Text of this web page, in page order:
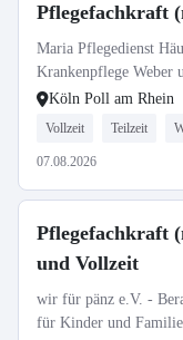
Pflegefachkraft
Maria Pflegedienst
Krankenpflege Weber
Köln Poll am Rhein
Vollzeit Teilzeit
07.08.2026
Pflegefachkraft
und Vollzeit
wir für pänz e.V. -
für Kinder und